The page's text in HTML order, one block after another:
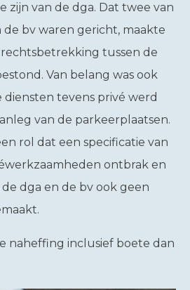
zijn van de dga. Dat twee van
de bv waren gericht, maakte
tussen de
Van belang was ook
tevens privé werd
van de parkeerplaatsen.
rol dat een specificatie van
ontbrak en
dga en de bv ook geen
naheffing inclusief boete dan